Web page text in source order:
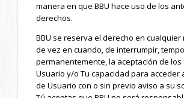
manera en que BBU hace uso de los
derechos.
BBU se reserva el derecho en cualquier
de vez en cuando, de interrumpir,
permanentemente, la aceptación de los
Usuario y/o Tu capacidad para acceder
de Usuario con o sin previo aviso a su